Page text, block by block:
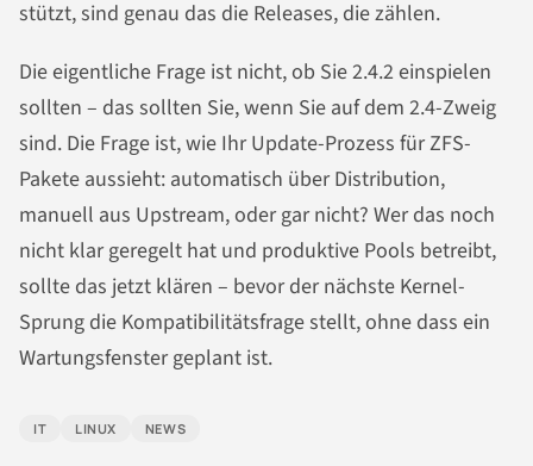
stützt, sind genau das die Releases, die zählen.
Die eigentliche Frage ist nicht, ob Sie 2.4.2 einspielen
sollten – das sollten Sie, wenn Sie auf dem 2.4-Zweig
sind. Die Frage ist, wie Ihr Update-Prozess für ZFS-
Pakete aussieht: automatisch über Distribution,
manuell aus Upstream, oder gar nicht? Wer das noch
nicht klar geregelt hat und produktive Pools betreibt,
sollte das jetzt klären – bevor der nächste Kernel-
Sprung die Kompatibilitätsfrage stellt, ohne dass ein
Wartungsfenster geplant ist.
IT LINUX NEWS